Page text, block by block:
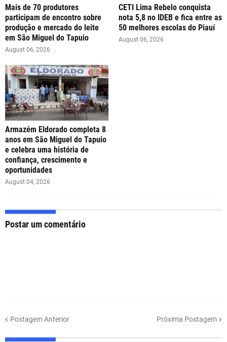
Mais de 70 produtores
participam de encontro sobre
produção e mercado do leite
em São Miguel do Tapuio
August 06, 2026
CETI Lima Rebelo conquista
nota 5,8 no IDEB e fica entre as
50 melhores escolas do Piauí
August 06, 2026
Armazém Eldorado completa 8
anos em São Miguel do Tapuio
e celebra uma história de
confiança, crescimento e
oportunidades
August 04, 2026
Postar um comentário
Postagem Anterior Próxima Postagem